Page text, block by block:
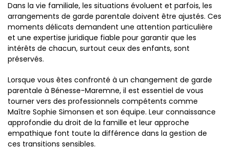
Dans la vie familiale, les situations évoluent et parfois, les
arrangements de garde parentale doivent être ajustés. Ces
moments délicats demandent une attention particulière
et une expertise juridique fiable pour garantir que les
intérêts de chacun, surtout ceux des enfants, sont
préservés.
Lorsque vous êtes confronté à un changement de garde
parentale à Bénesse-Maremne, il est essentiel de vous
tourner vers des professionnels compétents comme
Maître Sophie Simonsen et son équipe. Leur connaissance
approfondie du droit de la famille et leur approche
empathique font toute la différence dans la gestion de
ces transitions sensibles.